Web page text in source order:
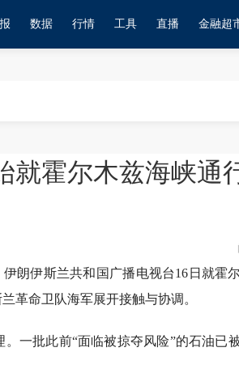
数据 行情 工具 直播 金融超
就霍尔木兹海峡通
朗伊斯兰共和国广播电视台16日就霍
革命卫队海军展开接触与协调。
一批此前“面临被掠夺风险”的石油已